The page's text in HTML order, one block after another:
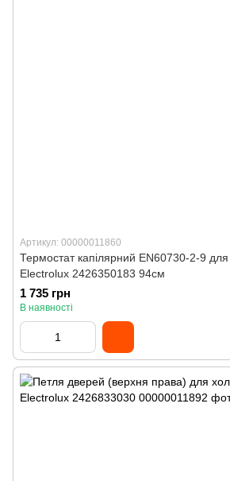
Артикул: 00000011860
Термостат капілярний EN60730-2-9
Electrolux 2426350183 94см
1 735 грн
В наявності